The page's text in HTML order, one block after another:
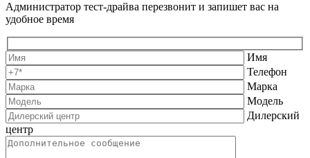
Администратор тест-драйва перезвонит и запишет вас на
удобное время
Имя
Телефон
Марка
Модель
Дилерский
центр